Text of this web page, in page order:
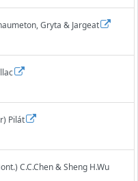
Gryta & Jargeat
Pilát
C.C.Chen & Sheng H.Wu